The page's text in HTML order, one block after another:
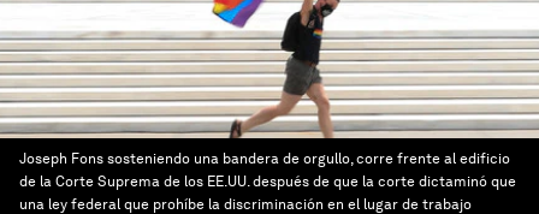
Joseph Fons sosteniendo una bandera de orgullo, corre frente al edificio
de la Corte Suprema de los EE.UU. después de que la corte dictaminó que
una ley federal que prohíbe la discriminación en el lugar de trabajo